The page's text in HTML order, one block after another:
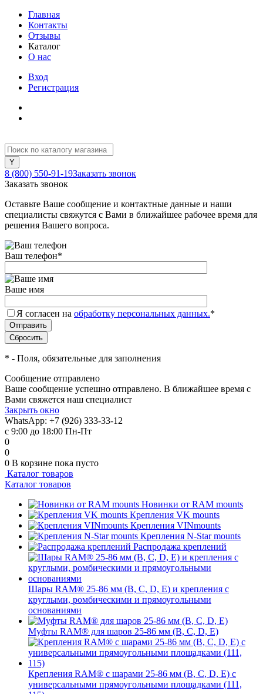
Главная
Контакты
Отзывы
Каталог
О нас
Вход
Регистрация
8 (800) 550-91-19Заказать звонок
Заказать звонок
Оставьте Ваше сообщение и контактные данные и наши
специалисты свяжутся с Вами в ближайшее рабочее время для
решения Вашего вопроса.
Ваш телефон*
Ваше имя
Я согласен на обработку персональных данных.*
* - Поля, обязательные для заполнения
Сообщение отправлено
Ваше сообщение успешно отправлено. В ближайшее время с
Вами свяжется наш специалист
Закрыть окно
WhatsApp: +7 (926) 333-33-12
с 9:00 до 18:00 Пн-Пт
0
0
0 В корзине пока пусто
Каталог товаров
Каталог товаров
Новинки от RAM mounts
Крепления VK mounts
Крепления VINmounts
Крепления N-Star mounts
Распродажа креплений
Шары RAM® 25-86 мм (B, C, D, E) и крепления с
круглыми, ромбическими и прямоугольными
основаниями
Муфты RAM® для шаров 25-86 мм (B, C, D, E)
Крепления RAM® с шарами 25-86 мм (B, C, D, E) с
универсальными прямоугольными площадками (111,